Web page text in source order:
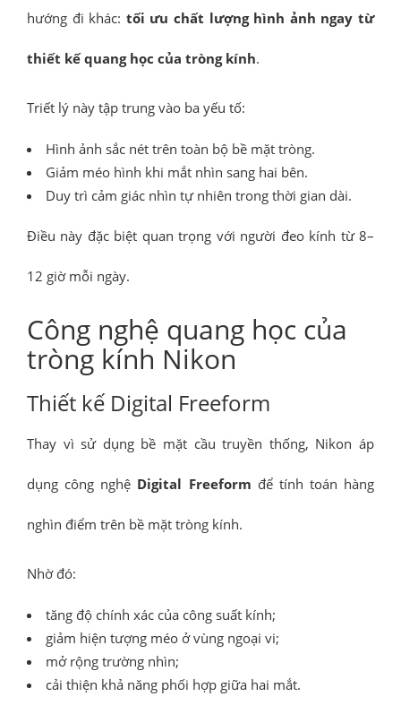
hướng đi khác: tối ưu chất lượng hình ảnh ngay từ
thiết kế quang học của tròng kính.
Triết lý này tập trung vào ba yếu tố:
Hình ảnh sắc nét trên toàn bộ bề mặt tròng.
Giảm méo hình khi mắt nhìn sang hai bên.
Duy trì cảm giác nhìn tự nhiên trong thời gian dài.
Điều này đặc biệt quan trọng với người đeo kính từ 8–
12 giờ mỗi ngày.
Công nghệ quang học của
tròng kính Nikon
Thiết kế Digital Freeform
Thay vì sử dụng bề mặt cầu truyền thống, Nikon áp
dụng công nghệ Digital Freeform để tính toán hàng
nghìn điểm trên bề mặt tròng kính.
Nhờ đó:
tăng độ chính xác của công suất kính;
giảm hiện tượng méo ở vùng ngoại vi;
mở rộng trường nhìn;
cải thiện khả năng phối hợp giữa hai mắt.